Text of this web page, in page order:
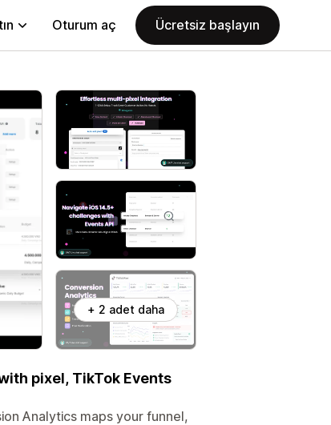
Oturum aç Ücretsiz başlayın
+ 2 adet daha
pixel, TikTok Events
Analytics maps your funnel,